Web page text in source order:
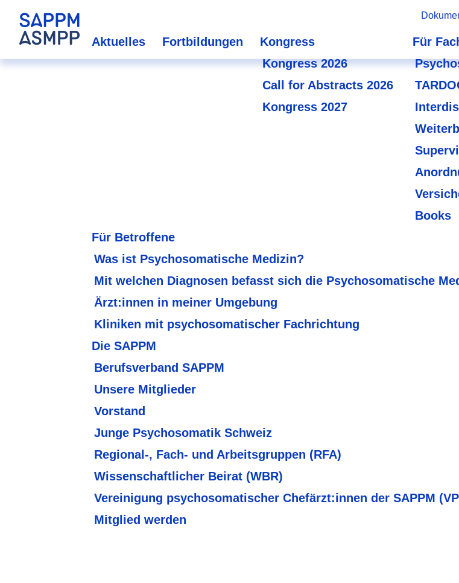
Aktuelles Fortbildungen
Kongress
Kongress 2026
Call for Abstracts 2026
Kongress 2027
Für
Books
Für Betroffene
Was ist Psychosomatische Medizin?
Mit welchen Diagnosen befasst sich die Psychosomatische
Ärzt:innen in meiner Umgebung
Kliniken mit psychosomatischer Fachrichtung
Die SAPPM
Berufsverband SAPPM
Unsere Mitglieder
Vorstand
Junge Psychosomatik Schweiz
Regional-, Fach- und Arbeitsgruppen (RFA)
Wissenschaftlicher Beirat (WBR)
Vereinigung psychosomatischer Chefärzt:innen der SAPPM
Mitglied werden